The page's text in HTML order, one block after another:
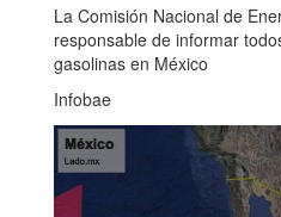
La Comisión Nacional de
responsable de informar
gasolinas en México
Infobae